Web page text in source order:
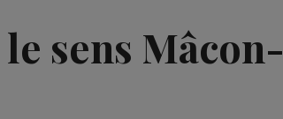
sens Mâcon-